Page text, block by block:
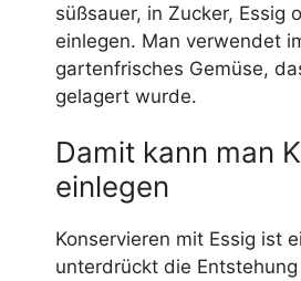
süßsauer, in Zucker, Essig
einlegen. Man verwendet
gartenfrisches Gemüse,
gelagert wurde.
Damit kann man
einlegen
Konservieren mit Essig ist
unterdrückt die Entstehung